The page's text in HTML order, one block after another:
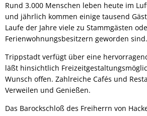
Rund 3.000 Menschen leben heute im
und jährlich kommen einige tausend
Laufe der Jahre viele zu Stammgästen
Ferienwohnungsbesitzern geworden sind.
Trippstadt verfügt über eine
läßt hinsichtlich
Wunsch offen. Zahlreiche Cafés und
Verweilen und Genießen.
Das Barockschloß des Freiherrn von